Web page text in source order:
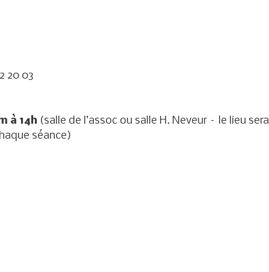
20 03
à 14h (salle de l’assoc ou salle H. Neveur – le lieu sera
séance)